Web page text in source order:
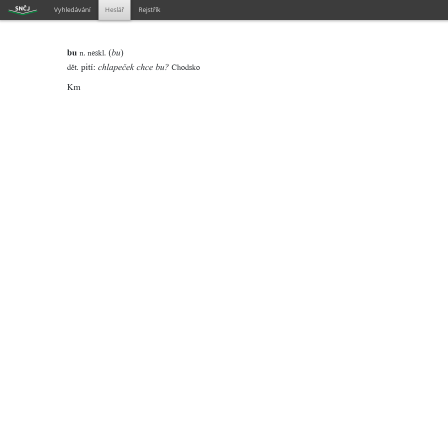
Vyhledávání Heslář Rejstřík
bu n. neskl. (bu)
dět. pití: chlapeček chce bu? Chodsko
Km